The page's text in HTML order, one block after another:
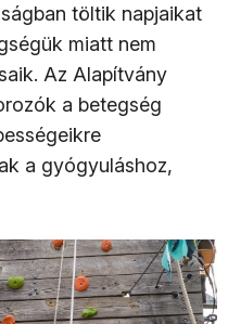
töltik napjaikat
miatt nem
Az Alapítvány
a betegség
a gyógyuláshoz,